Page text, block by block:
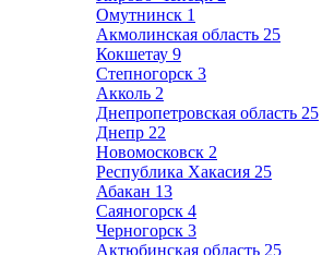
Омутнинск 1
Акмолинская область 25
Кокшетау 9
Степногорск 3
Акколь 2
Днепропетровская область 25
Днепр 22
Новомосковск 2
Республика Хакасия 25
Абакан 13
Саяногорск 4
Черногорск 3
Актюбинская область 25